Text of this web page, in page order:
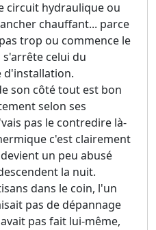
circuit hydraulique ou
chauffant... parce
trop ou commence le
celui du
d'installation.
son côté tout est bon
selon ses
pas le contredire là-
c'est clairement
un peu abusé
la nuit.
dans le coin, l'un
pas de dépannage
pas fait lui-même,